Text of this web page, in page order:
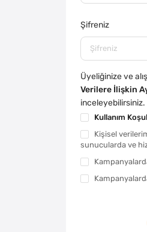
Şifreniz
Üyeliğinize ve
Verilere İlişkin
inceleyebilirsiniz.
Kullanım
Kişisel
sunucularda ve